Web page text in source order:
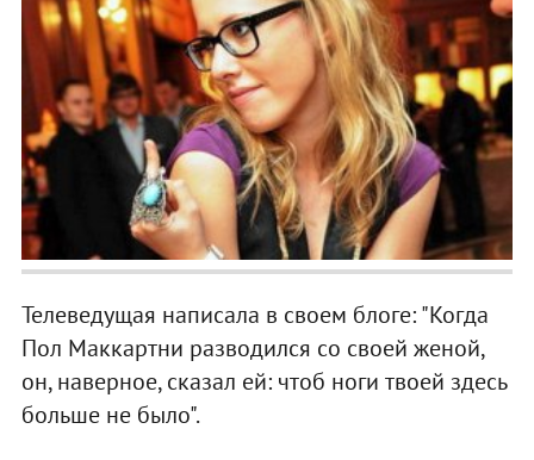
Телеведущая написала в своем блоге: "Когда
Пол Маккартни разводился со своей женой,
он, наверное, сказал ей: чтоб ноги твоей здесь
больше не было".